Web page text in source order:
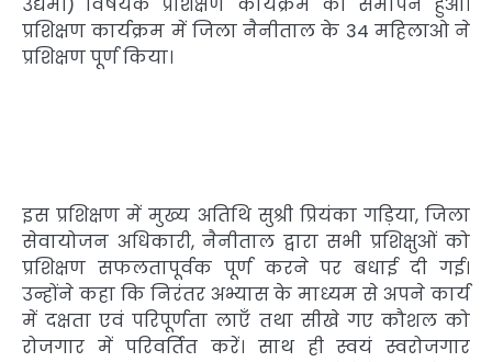
प्रशिक्षण कार्यक्रम में जिला नैनीताल के 34 महिलाओ ने
प्रशिक्षण पूर्ण किया।
इस प्रशिक्षण में मुख्य अतिथि सुश्री प्रियंका गड़िया, जिला
सेवायोजन अधिकारी, नैनीताल द्वारा सभी प्रशिक्षुओं को
प्रशिक्षण सफलतापूर्वक पूर्ण करने पर बधाई दी गई।
उन्होंने कहा कि निरंतर अभ्यास के माध्यम से अपने कार्य
में दक्षता एवं परिपूर्णता लाएँ तथा सीखे गए कौशल को
रोजगार में परिवर्तित करें। साथ ही स्वयं स्वरोजगार